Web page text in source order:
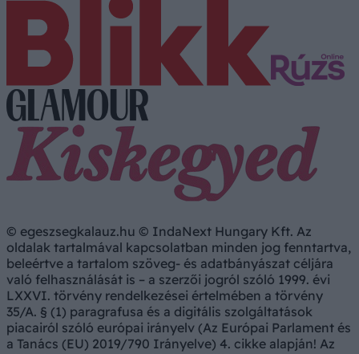
© egeszsegkalauz.hu © IndaNext Hungary Kft. Az
oldalak tartalmával kapcsolatban minden jog fenntartva,
beleértve a tartalom szöveg- és adatbányászat céljára
való felhasználását is – a szerzői jogról szóló 1999. évi
LXXVI. törvény rendelkezései értelmében a törvény
35/A. § (1) paragrafusa és a digitális szolgáltatások
piacairól szóló európai irányelv (Az Európai Parlament és
a Tanács (EU) 2019/790 Irányelve) 4. cikke alapján! Az